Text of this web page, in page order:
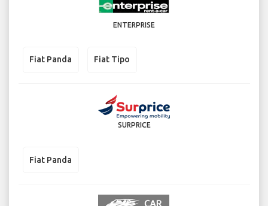
ENTERPRISE
Fiat Panda Fiat Tipo
SURPRICE
Fiat Panda